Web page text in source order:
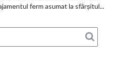
a
electric
până
ferm asumat la sfârșitul...